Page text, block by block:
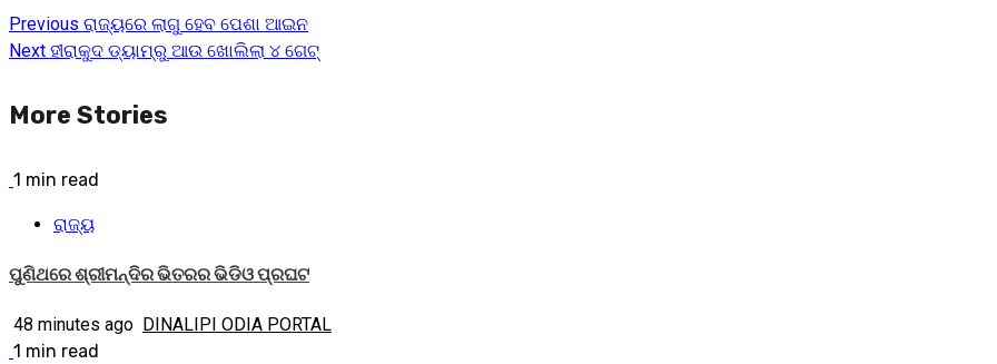
Continue
Reading
Previous ରାଜ୍ୟରେ ଲାଗୁ ହେବ ପେଶା ଆଇନ
Next ହୀରାକୁଦ ଡ୍ୟାମ୍‌ରୁ ଆଉ ଖୋଲିଲା ୪ ଗେଟ୍‌
More Stories
1 min read
ରାଜ୍ୟ
ପୁଣିଥରେ ଶ୍ରୀମନ୍ଦିର ଭିତରର ଭିଡିଓ ପ୍ରଘଟ
48 minutes ago DINALIPI ODIA PORTAL
1 min read